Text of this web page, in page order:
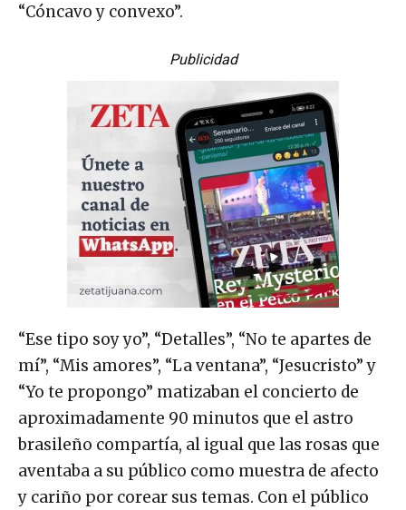
“Cóncavo y convexo”.
Publicidad
“Ese tipo soy yo”, “Detalles”, “No te apartes de
mí”, “Mis amores”, “La ventana”, “Jesucristo” y
“Yo te propongo” matizaban el concierto de
aproximadamente 90 minutos que el astro
brasileño compartía, al igual que las rosas que
aventaba a su público como muestra de afecto
y cariño por corear sus temas. Con el público